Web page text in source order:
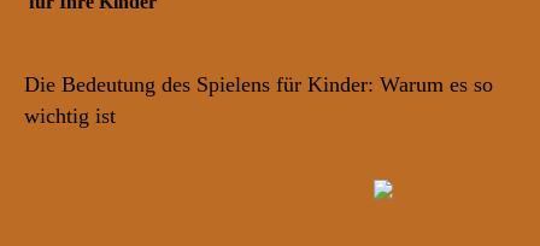
Die Bedeutung des Spielens für Kinder: Warum es so
wichtig ist